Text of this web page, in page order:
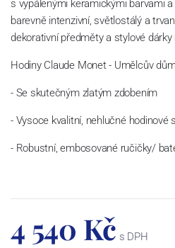
s vypálenými keramickými barvami
barevně intenzivní, světlostálý a
dekorativní předměty a stylové
Hodiny Claude Monet - Umělcův
- Se skutečným zlatým zdobením
- Vysoce kvalitní, nehlučné hodinové
- Robustní, embosované ručičky/
4 540 Kč s DPH